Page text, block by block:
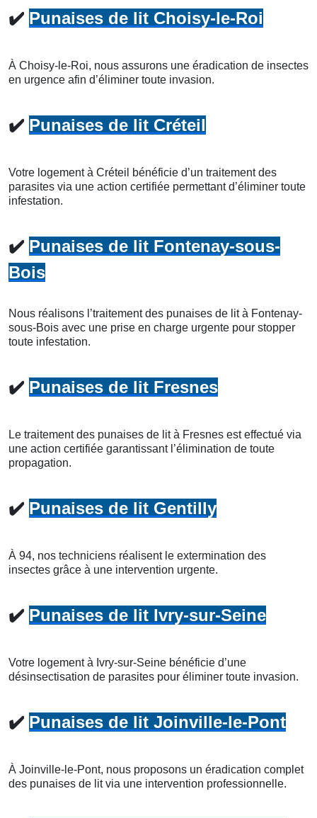
✔️ Punaises de lit Choisy-le-Roi
À Choisy-le-Roi, nous assurons une éradication de insectes
en urgence afin d’éliminer toute invasion.
✔️ Punaises de lit Créteil
Votre logement à Créteil bénéficie d’un traitement des
parasites via une action certifiée permettant d’éliminer toute
infestation.
✔️ Punaises de lit Fontenay-sous-
Bois
Nous réalisons l’traitement des punaises de lit à Fontenay-
sous-Bois avec une prise en charge urgente pour stopper
toute infestation.
✔️ Punaises de lit Fresnes
Le traitement des punaises de lit à Fresnes est effectué via
une action certifiée garantissant l’élimination de toute
propagation.
✔️ Punaises de lit Gentilly
À 94, nos techniciens réalisent le extermination des
insectes grâce à une intervention urgente.
✔️ Punaises de lit Ivry-sur-Seine
Votre logement à Ivry-sur-Seine bénéficie d’une
désinsectisation de parasites pour éliminer toute invasion.
✔️ Punaises de lit Joinville-le-Pont
À Joinville-le-Pont, nous proposons un éradication complet
des punaises de lit via une intervention professionnelle.